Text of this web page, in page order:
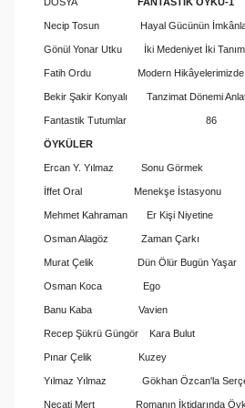
Necip Tosun Hayal Gücünün
Gönül Yonar Utku İki Medeniyet İki
Fatih Ordu Modern Hikâyelerimizde
Bekir Şakir Konyalı Tanzimat Dönemi
Fantastik Tutumlar 86
ÖYKÜLER
Ercan Y. Yılmaz Sonu
İffet Oral Menekşe
Mehmet Kahraman Er Kişi
Osman Alagöz Zaman
Murat Çelik Dün Ölür Bugün
Osman Koca
Banu Kaba
Recep Şükrü Güngör Kara
Pınar Çelik
Yılmaz Yılmaz Gökhan Özcan'la Serçe
Necati Mert Romanın İktidarında